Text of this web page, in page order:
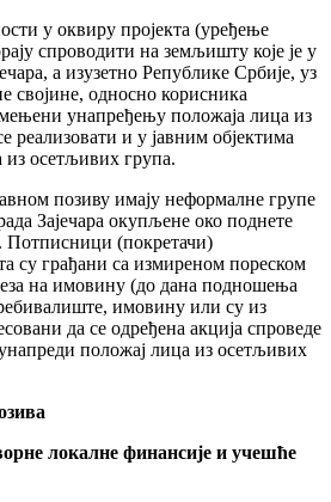
у оквиру пројекта (уређење
спроводити на земљишту које је у
а изузетно Републике Србије, уз
својине, односно корисника
унапређењу положаја лица из
реализовати и у јавним објектима
осетљивих група.
позиву имају неформалне групе
Зајечара окупљене око поднете
Потписници (покретачи)
су грађани са измиреном пореском
на имовину (до дана подношења
имовину или су из
да се одређена акција спроведе
положај лица из осетљивих
локалне финансије и учешће